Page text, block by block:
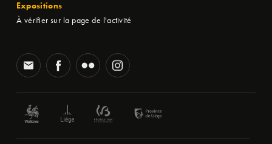
Expositions
À vérifier sur la page de l'activité